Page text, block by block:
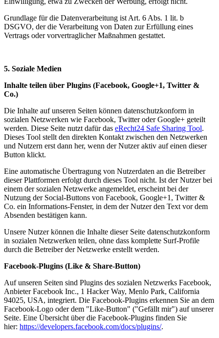
Grundlage für die Datenverarbeitung ist Art. 6 Abs. 1 lit. b
DSGVO, der die Verarbeitung von Daten zur Erfüllung eines
Vertrags oder vorvertraglicher Maßnahmen gestattet.
5. Soziale Medien
Inhalte teilen über Plugins (Facebook, Google+1, Twitter &
Co.)
Die Inhalte auf unseren Seiten können datenschutzkonform in
sozialen Netzwerken wie Facebook, Twitter oder Google+ geteilt
werden. Diese Seite nutzt dafür das eRecht24 Safe Sharing Tool.
Dieses Tool stellt den direkten Kontakt zwischen den Netzwerken
und Nutzern erst dann her, wenn der Nutzer aktiv auf einen dieser
Button klickt.
Eine automatische Übertragung von Nutzerdaten an die Betreiber
dieser Plattformen erfolgt durch dieses Tool nicht. Ist der Nutzer bei
einem der sozialen Netzwerke angemeldet, erscheint bei der
Nutzung der Social-Buttons von Facebook, Google+1, Twitter &
Co. ein Informations-Fenster, in dem der Nutzer den Text vor dem
Absenden bestätigen kann.
Unsere Nutzer können die Inhalte dieser Seite datenschutzkonform
in sozialen Netzwerken teilen, ohne dass komplette Surf-Profile
durch die Betreiber der Netzwerke erstellt werden.
Facebook-Plugins (Like & Share-Button)
Auf unseren Seiten sind Plugins des sozialen Netzwerks Facebook,
Anbieter Facebook Inc., 1 Hacker Way, Menlo Park, California
94025, USA, integriert. Die Facebook-Plugins erkennen Sie an dem
Facebook-Logo oder dem "Like-Button" ("Gefällt mir") auf unserer
Seite. Eine Übersicht über die Facebook-Plugins finden Sie
hier: https://developers.facebook.com/docs/plugins/.